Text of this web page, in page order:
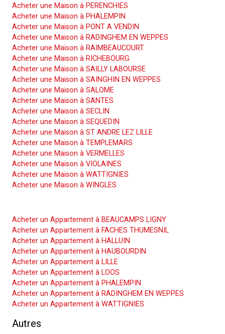
Acheter une Maison à PERENCHIES
Acheter une Maison à PHALEMPIN
Acheter une Maison à PONT A VENDIN
Acheter une Maison à RADINGHEM EN WEPPES
Acheter une Maison à RAIMBEAUCOURT
Acheter une Maison à RICHEBOURG
Acheter une Maison à SAILLY LABOURSE
Acheter une Maison à SAINGHIN EN WEPPES
Acheter une Maison à SALOME
Acheter une Maison à SANTES
Acheter une Maison à SECLIN
Acheter une Maison à SEQUEDIN
Acheter une Maison à ST ANDRE LEZ LILLE
Acheter une Maison à TEMPLEMARS
Acheter une Maison à VERMELLES
Acheter une Maison à VIOLAINES
Acheter une Maison à WATTIGNIES
Acheter une Maison à WINGLES
Acheter un Appartement à BEAUCAMPS LIGNY
Acheter un Appartement à FACHES THUMESNIL
Acheter un Appartement à HALLUIN
Acheter un Appartement à HAUBOURDIN
Acheter un Appartement à LILLE
Acheter un Appartement à LOOS
Acheter un Appartement à PHALEMPIN
Acheter un Appartement à RADINGHEM EN WEPPES
Acheter un Appartement à WATTIGNIES
Autres